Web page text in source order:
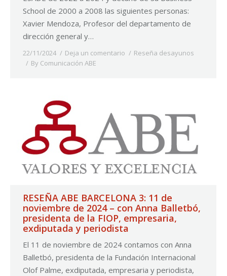
School de 2000 a 2008 las siguientes personas:
Xavier Mendoza, Profesor del departamento de
dirección general y…
22/11/2024 Deja un comentario
Reseña desayunos
By Comunicación ABE
RESEÑA ABE BARCELONA 3: 11 de
noviembre de 2024 – con Anna Balletbó,
presidenta de la FIOP, empresaria,
exdiputada y periodista
El 11 de noviembre de 2024 contamos con Anna
Balletbó, presidenta de la Fundación Internacional
Olof Palme, exdiputada, empresaria y periodista,